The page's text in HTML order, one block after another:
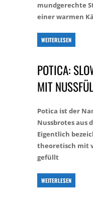
mundgerechte
einer warmen
WEITERLESEN
POTICA:
MIT
Potica ist der
Nussbrotes aus
Eigentlich
theoretisch mit
gefüllt
WEITERLESEN